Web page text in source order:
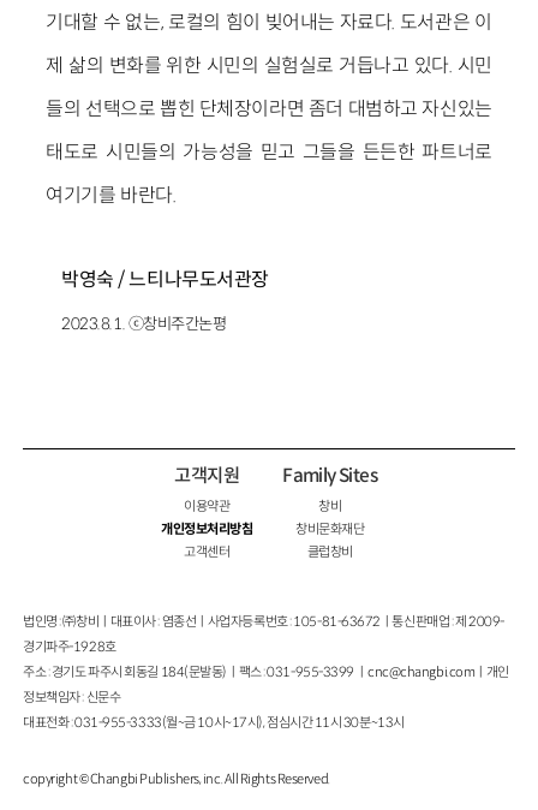
기대할 수 없는, 로컬의 힘이 빚어내는 자료다. 도서관은 이
제 삶의 변화를 위한 시민의 실험실로 거듭나고 있다. 시민
들의 선택으로 뽑힌 단체장이라면 좀더 대범하고 자신있는
태도로 시민들의 가능성을 믿고 그들을 든든한 파트너로
여기기를 바란다.
박영숙 / 느티나무도서관장
2023.8.1. ⓒ창비주간논평
고객지원
이용약관
개인정보처리방침
고객센터
Family Sites
창비
창비문화재단
클럽창비
법인명 : ㈜창비ㅣ대표이사 : 염종선ㅣ사업자등록번호 : 105-81-63672ㅣ통신판매업 : 제 2009-
경기파주-1928호
주소 : 경기도 파주시 회동길 184(문발동)ㅣ팩스 : 031-955-3399 ㅣcnc@changbi.com ㅣ개인
정보책임자 : 신문수
대표전화 : 031-955-3333(월~금 10시~17시), 점심시간 11시 30분~13시
copyright © Changbi Publishers, inc. All Rights Reserved.